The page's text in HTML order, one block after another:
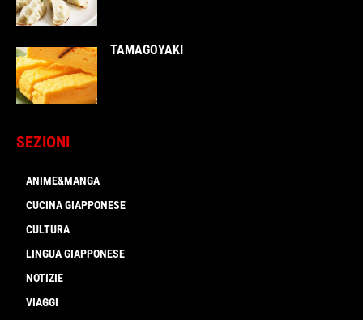
TAMAGOYAKI
SEZIONI
ANIME&MANGA
CUCINA GIAPPONESE
CULTURA
LINGUA GIAPPONESE
NOTIZIE
VIAGGI